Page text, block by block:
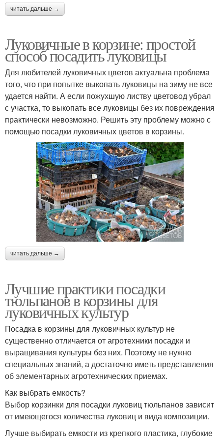
читать дальше →
Луковичные в корзине: простой
способ посадить луковицы
Для любителей луковичных цветов актуальна проблема
того, что при попытке выкопать луковицы на зиму не все
удается найти. А если пожухшую листву цветовод убрал
с участка, то выкопать все луковицы без их повреждения
практически невозможно. Решить эту проблему можно с
помощью посадки луковичных цветов в корзины.
читать дальше →
Лучшие практики посадки
тюльпанов в корзины для
луковичных культур
Посадка в корзины для луковичных культур не
существенно отличается от агротехники посадки и
выращивания культуры без них. Поэтому не нужно
специальных знаний, а достаточно иметь представления
об элементарных агротехнических приемах.
Как выбрать емкость?
Выбор корзинки для посадки луковиц тюльпанов зависит
от имеющегося количества луковиц и вида композиции.
Лучше выбирать емкости из крепкого пластика, глубокие